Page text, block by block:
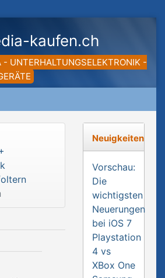
kaufen.ch
- UNTERHALTUNGSELEKTRONIK -
Neuigkeiten
Vorschau:
Die
wichtigsten
Neuerungen
bei iOS 7
Playstation
4 vs
XBox One